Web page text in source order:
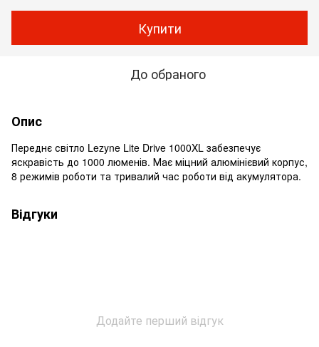
Купити
До обраного
Опис
Переднє світло Lezyne Lite Drive 1000XL забезпечує
яскравість до 1000 люменів. Має міцний алюмінієвий корпус,
8 режимів роботи та тривалий час роботи від акумулятора.
Відгуки
Додайте перший відгук